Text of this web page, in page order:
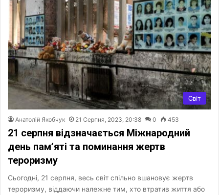
Світ
Анатолій Якобчук 21 Серпня, 2023, 20:38 0 453
21 серпня відзначається Міжнародний
день пам’яті та поминання жертв
тероризму
Сьогодні, 21 серпня, весь світ спільно вшановує жертв
тероризму, віддаючи належне тим, хто втратив життя або